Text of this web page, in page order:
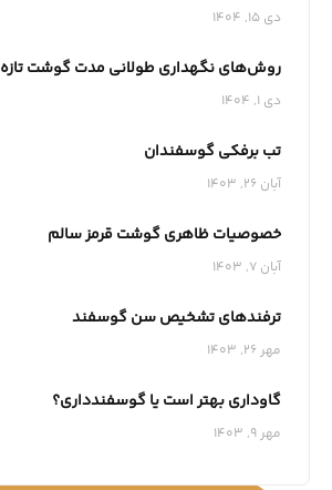
دی 15, 1404
روش‌های نگهداری طولانی‌ مدت گوشت تازه
دی 1, 1404
تب برفکی گوسفندان
آبان 26, 1403
خصوصیات ظاهری گوشت قرمز سالم
آبان 7, 1403
ترفندهای تشخیص سن گوسفند
مهر 26, 1403
گاوداری بهتر است یا گوسفندداری؟
مهر 9, 1403